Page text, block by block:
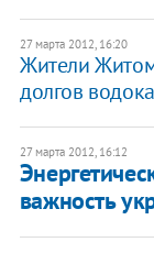
27 марта 2012, 16:20
Жители
долгов
27 марта 2012, 16:12
важность